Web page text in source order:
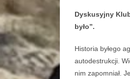
Dyskusyjny
było”.
Historia byłego
autodestrukcji.
nim zapomniał.